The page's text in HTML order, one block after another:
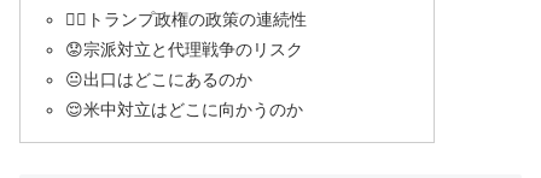
😶‍🌫️トランプ政権の政策の連続性
😟宗派対立と代理戦争のリスク
😐出口はどこにあるのか
😌米中対立はどこに向かうのか